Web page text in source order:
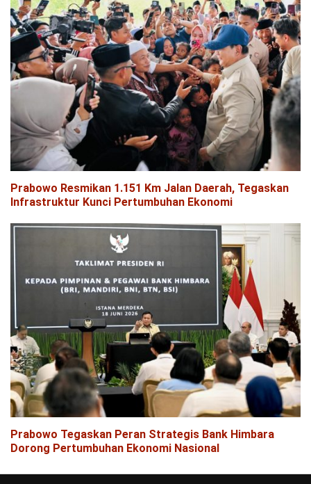
Prabowo Resmikan 1.151 Km Jalan Daerah, Tegaskan
Infrastruktur Kunci Pertumbuhan Ekonomi
Prabowo Tegaskan Peran Strategis Bank Himbara
Dorong Pertumbuhan Ekonomi Nasional